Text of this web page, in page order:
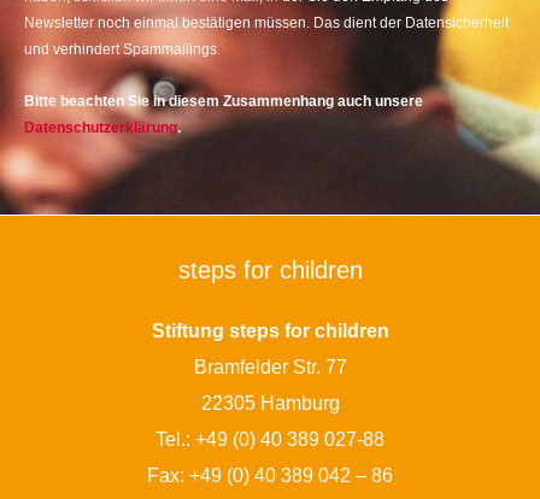
Newsletter noch einmal bestätigen müssen. Das dient der Datensicherheit
und verhindert Spammailings.
Bitte beachten Sie in diesem Zusammenhang auch unsere
Datenschutzerklärung.
steps for children
Stiftung steps for children
Bramfelder Str. 77
22305 Hamburg
Tel.: +49 (0) 40 389 027-88
Fax: +49 (0) 40 389 042 – 86